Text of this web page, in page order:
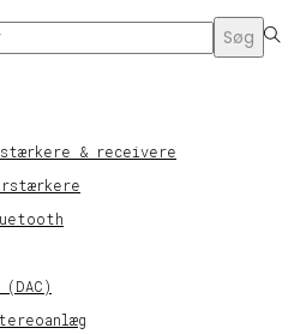
Søg
& receivere